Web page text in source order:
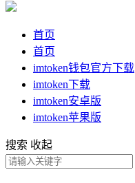
首页
首页
imtoken钱包官方下载
imtoken下载
imtoken安卓版
imtoken苹果版
搜索 收起